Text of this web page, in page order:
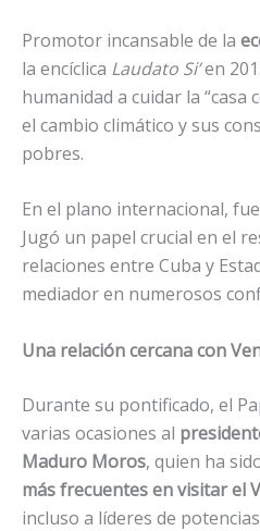
Promotor incansable de la
la encíclica Laudato Si’en
humanidad a cuidar la “casa
el cambio climático y sus
pobres.
En el plano internacional,
Jugó un papel crucial en el
relaciones entre Cuba y
mediador en numerosos
Una relación cercana con
Durante su pontificado, el
varias ocasiones al
Maduro Moros, quien ha
más frecuentes en visitar el
incluso a líderes de